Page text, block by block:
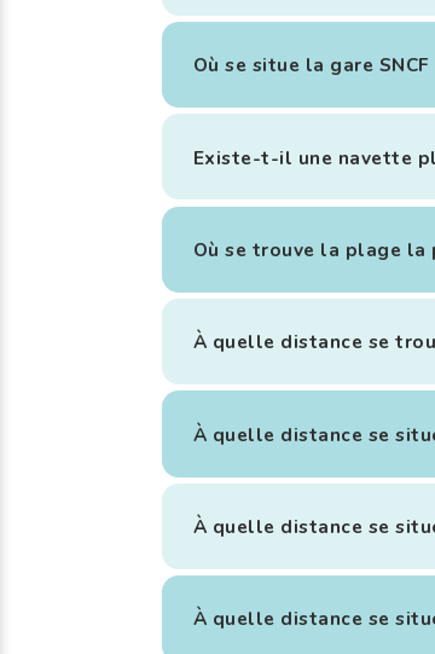
Où se situe la gare
Existe-t-il une navette
Où se trouve la plage la
À quelle distance se
À quelle distance se
À quelle distance se
À quelle distance se